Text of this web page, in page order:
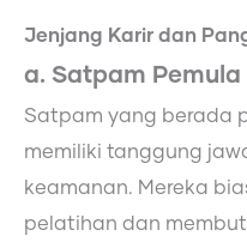
Jenjang Karir dan
a. Satpam Pemula
Satpam yang berada
memiliki tanggung
keamanan. Mereka
pelatihan dan